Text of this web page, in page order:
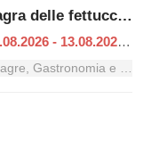
Sagra delle fettuccine ai funghi porcini
12.08.2026 - 13.08.2026
Sagre, Gastronomia e Tradizioni nel Lazio